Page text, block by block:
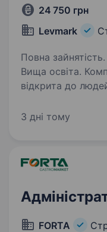
24 750 грн
Levmark
Повна
Вища освіта. Компанія Levmark — молода та
відкрита до
Ми працюємо з
3 дні тому
FORTA